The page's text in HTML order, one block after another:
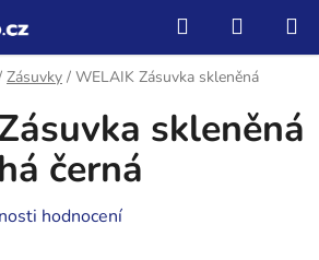
Hledat
KOŠÍK
Zásuvky / WELAIK Zásuvka skleněná
skleněná
černá
hodnocení